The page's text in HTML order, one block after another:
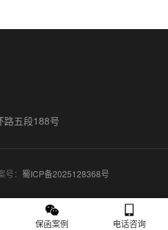
路五段188号
： 蜀ICP备2025128368号
保函案例 电话咨询